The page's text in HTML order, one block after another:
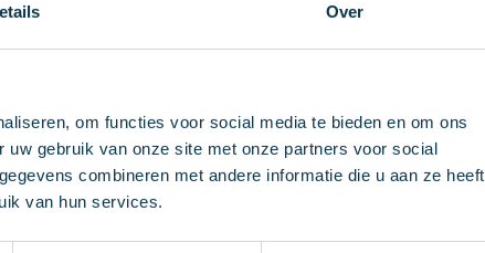
Over
om functies voor social media te bieden en om ons
gebruik van onze site met onze partners voor social
combineren met andere informatie die u aan ze heeft
van hun services.
Deal